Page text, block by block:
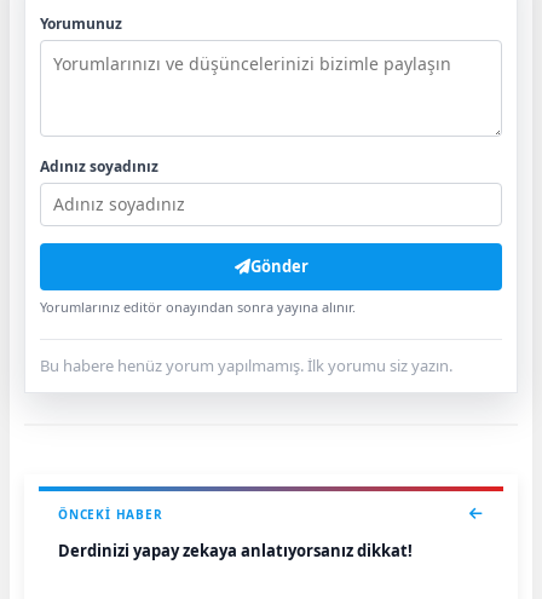
Yorumunuz
Adınız soyadınız
Gönder
Yorumlarınız editör onayından sonra yayına alınır.
Bu habere henüz yorum yapılmamış. İlk yorumu siz yazın.
ÖNCEKI HABER
Derdinizi yapay zekaya anlatıyorsanız dikkat!